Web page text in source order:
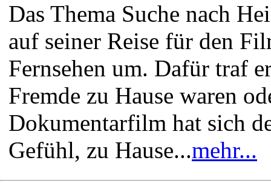
Das Thema Suche nach
auf seiner Reise für den
Fernsehen um. Dafür traf
Fremde zu Hause waren
Dokumentarfilm hat sich
Gefühl, zu Hause...mehr...